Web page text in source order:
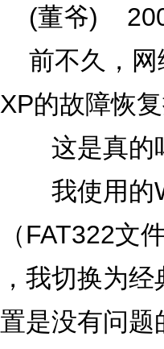
(董爷)
前不久，网
XP的故障恢
这是真的
我使用的
（FAT322
，我切换为
置是没有问题